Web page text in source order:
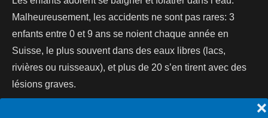
❌
Malheureusement, les accidents ne sont pas rares: 3
enfants entre 0 et 9 ans se noient chaque année en
Suisse, le plus souvent dans des eaux libres (lacs,
rivières ou ruisseaux), et plus de 20 s’en tirent avec des
lésions graves.